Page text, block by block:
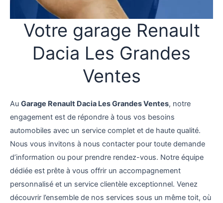
Votre garage Renault
Dacia Les Grandes
Ventes
Au Garage Renault Dacia Les Grandes Ventes, notre
engagement est de répondre à tous vos besoins
automobiles avec un service complet et de haute qualité.
Nous vous invitons à nous contacter pour toute demande
d’information ou pour prendre rendez-vous. Notre équipe
dédiée est prête à vous offrir un accompagnement
personnalisé et un service clientèle exceptionnel. Venez
découvrir l’ensemble de nos services sous un même toit, où